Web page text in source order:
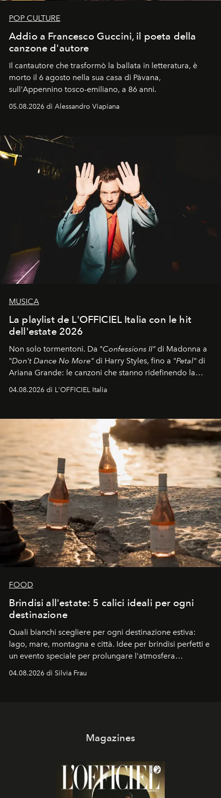
POP CULTURE
Addio a Francesco Guccini, il poeta della
canzone d'autore
Il cantautore che trasformò la ballata in letteratura, è
morto il 6 agosto nella sua casa di Pàvana,
sull'Appennino tosco-emiliano, a 86 anni.
05.08.2026 di Alessandro Viapiana
MUSICA
La playlist de L'OFFICIEL Italia con le hit
dell'estate 2026
Non solo tormentoni. Da "Confessions II" di Madonna a
"Don't Dance No More" di Harry Styles, fino a "Petal" di
Ariana Grande: le canzoni che stanno ridefinendo la
colonna sonora della stagione.
04.08.2026 di L'OFFICIEL Italia
FOOD
Brindisi all'estate: 5 calici ideali per ogni
destinazione
Quali bianchi scegliere per ogni destinazione estiva:
lago, mare, montagna e città. Idee per brindisi perfetti e
un evento speciale per prolungare l'atmosfera
04.08.2026 di Silvia Frau
Magazines